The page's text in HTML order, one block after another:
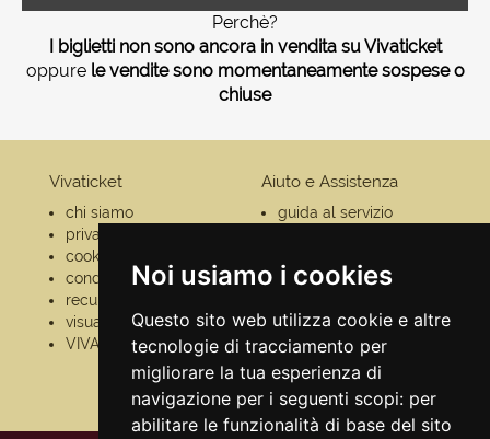
Noi usiamo i cookies
Questo sito web utilizza cookie e altre
tecnologie di tracciamento per
migliorare la tua esperienza di
navigazione per i seguenti scopi: per
abilitare le funzionalità di base del sito
Perchè?
I biglietti non sono ancora in vendita su Vivaticket
oppure le vendite sono momentaneamente sospese o
chiuse
Vivaticket
chi siamo
privacy
cookie
condizioni generali
recupero prenotazioni
visualizza ricevuta
VIVAforVoucher
Aiuto e Assistenza
guida al servizio
pagamento
odr
fatturazione
elettronica
scelta spettacoli in
abbonamento